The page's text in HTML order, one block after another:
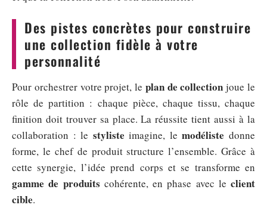
Des pistes concrètes pour construire
une collection fidèle à votre
personnalité
Pour orchestrer votre projet, le plan de collection joue le
rôle de partition : chaque pièce, chaque tissu, chaque
finition doit trouver sa place. La réussite tient aussi à la
collaboration : le styliste imagine, lemodéliste donne
forme, le chef de produit structure l’ensemble. Grâce à
cette synergie, l’idée prend corps et se transforme en
gamme de produits cohérente, en phase avec le client
cible.